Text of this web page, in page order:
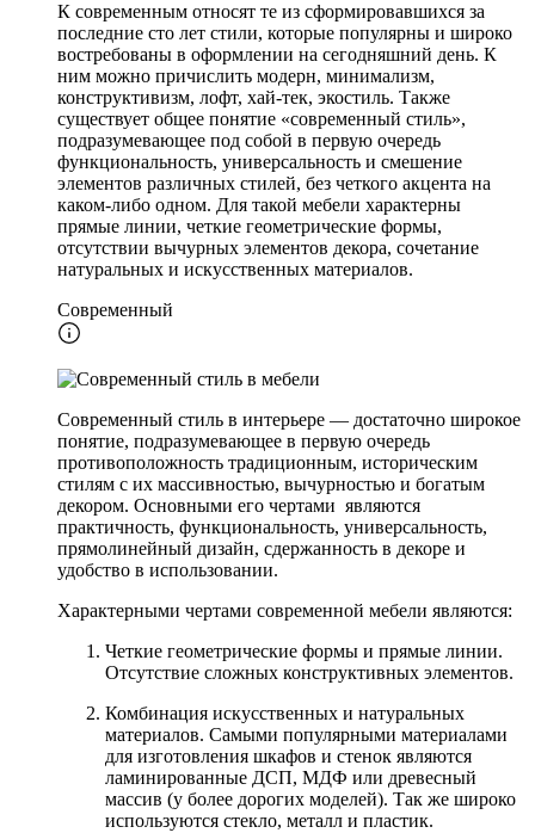
К современным относят те из сформировавшихся за
последние сто лет стили, которые популярны и широко
востребованы в оформлении на сегодняшний день. К
ним можно причислить модерн, минимализм,
конструктивизм, лофт, хай-тек, экостиль. Также
существует общее понятие «современный стиль»,
подразумевающее под собой в первую очередь
функциональность, универсальность и смешение
элементов различных стилей, без четкого акцента на
каком-либо одном. Для такой мебели характерны
прямые линии, четкие геометрические формы,
отсутствии вычурных элементов декора, сочетание
натуральных и искусственных материалов.
Современный
Современный стиль в интерьере — достаточно широкое
понятие, подразумевающее в первую очередь
противоположность традиционным, историческим
стилям с их массивностью, вычурностью и богатым
декором. Основными его чертами являются
практичность, функциональность, универсальность,
прямолинейный дизайн, сдержанность в декоре и
удобство в использовании.
Характерными чертами современной мебели являются:
Четкие геометрические формы и прямые линии.
Отсутствие сложных конструктивных элементов.
Комбинация искусственных и натуральных
материалов. Самыми популярными материалами
для изготовления шкафов и стенок являются
ламинированные ДСП, МДФ или древесный
массив (у более дорогих моделей). Так же широко
используются стекло, металл и пластик.